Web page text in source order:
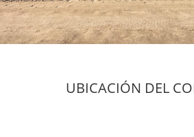
UBICACIÓN DEL